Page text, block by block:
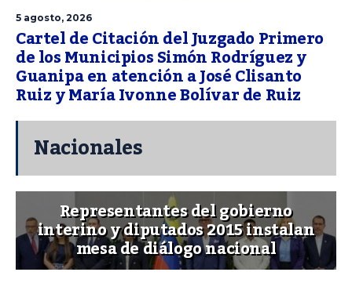
5 agosto, 2026
Cartel de Citación del Juzgado Primero
de los Municipios Simón Rodríguez y
Guanipa en atención a José Clisanto
Ruiz y María Ivonne Bolívar de Ruiz
Nacionales
Representantes del gobierno
interino y diputados 2015 instalan
mesa de diálogo nacional